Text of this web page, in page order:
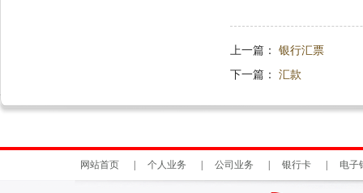
上一篇： 银行汇票
下一篇： 汇款
网站首页 个人业务 公司业务 银行卡 电子